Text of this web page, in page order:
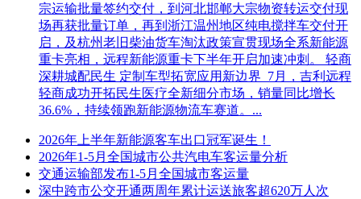
宗运输批量签约交付，到河北邯郸大宗物资转运交付现
场再获批量订单，再到浙江温州地区纯电搅拌车交付开
启，及杭州老旧柴油货车淘汰政策宣贯现场全系新能源
重卡亮相，远程新能源重卡下半年开启加速冲刺。 轻商
深耕城配民生 定制车型拓宽应用新边界 7月，吉利远程
轻商成功开拓民生医疗全新细分市场，销量同比增长
36.6%，持续领跑新能源物流车赛道。...
2026年上半年新能源客车出口冠军诞生！
2026年1-5月全国城市公共汽电车客运量分析
交通运输部发布1-5月全国城市客运量
深中跨市公交开通两周年累计运送旅客超620万人次